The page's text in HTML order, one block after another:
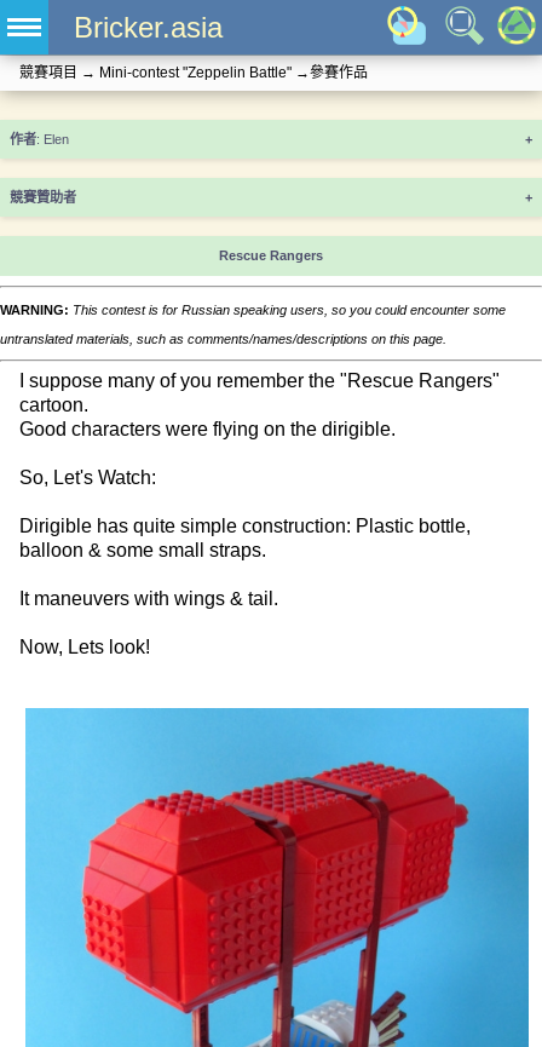
Bricker.asia
競賽項目 → Mini-contest "Zeppelin Battle" →參賽作品
+
競賽贊助者 +
Rescue Rangers
WARNING: This contest is for Russian speaking users, so you could encounter some
untranslated materials, such as comments/names/descriptions on this page.
I suppose many of you remember the "Rescue Rangers"
cartoon.
Good characters were flying on the dirigible.
So, Let's Watch:
Dirigible has quite simple construction: Plastic bottle,
balloon & some small straps.
It maneuvers with wings & tail.
Now, Lets look!